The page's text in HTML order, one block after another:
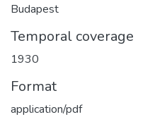
Budapest
Temporal coverage
1930
Format
application/pdf